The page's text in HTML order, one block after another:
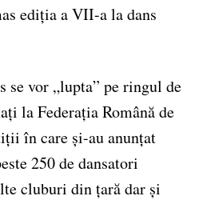
ediția a VII-a la dans
se vor „lupta” pe ringul de
la Federația Română de
în care și-au anunțat
250 de dansatori
cluburi din țară dar și